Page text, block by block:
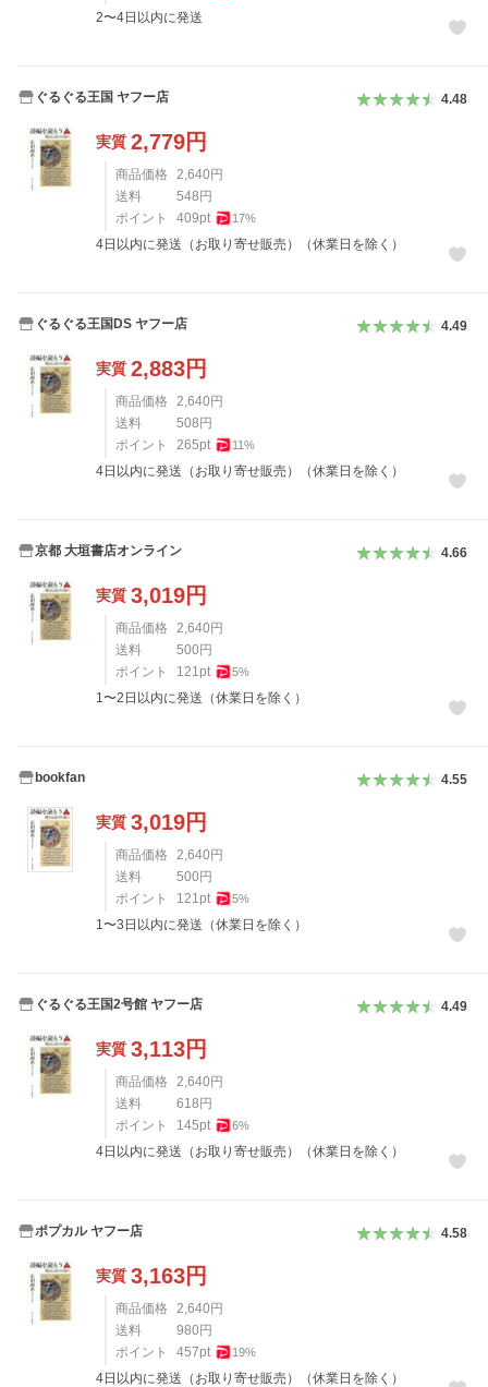
2〜4日以内に発送
ぐるぐる王国 ヤフー店 4.48
実質 2,779円
商品価格 2,640 円
送料
548 円
ポイント
409pt 17%
4日以内に発送（お取り寄せ販売）（休業日を除く）
ぐるぐる王国DS ヤフー店 4.49
実質 2,883円
商品価格 2,640 円
送料
508 円
ポイント
265pt 11%
4日以内に発送（お取り寄せ販売）（休業日を除く）
京都 大垣書店オンライン 4.66
実質 3,019円
商品価格 2,640 円
送料
500 円
ポイント
121pt 5%
1〜2日以内に発送（休業日を除く）
bookfan 4.55
実質 3,019円
商品価格 2,640 円
送料
500 円
ポイント
121pt 5%
1〜3日以内に発送（休業日を除く）
ぐるぐる王国2号館 ヤフー店 4.49
実質 3,113円
商品価格 2,640 円
送料
618 円
ポイント
145pt 6%
4日以内に発送（お取り寄せ販売）（休業日を除く）
ポプカル ヤフー店 4.58
実質 3,163円
商品価格 2,640 円
送料
980 円
ポイント
457pt 19%
4日以内に発送（お取り寄せ販売）（休業日を除く）